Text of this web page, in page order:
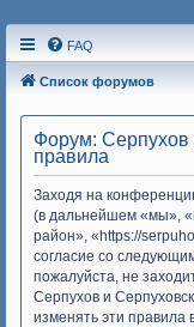
FAQ
Список форумов
Форум:
правила
Заходя на
(в дальнейшем «мы»,
район», «https://
согласие со
пожалуйста, не
Серпухов и
изменять эти